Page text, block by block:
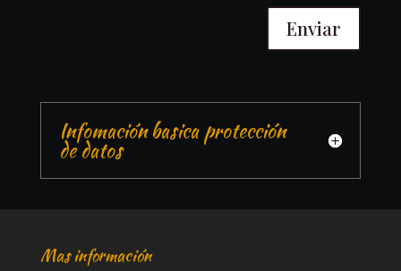
Enviar
Infomación basica protección
de datos
Mas información